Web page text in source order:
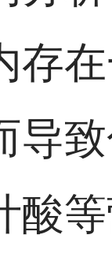
存
导
酸